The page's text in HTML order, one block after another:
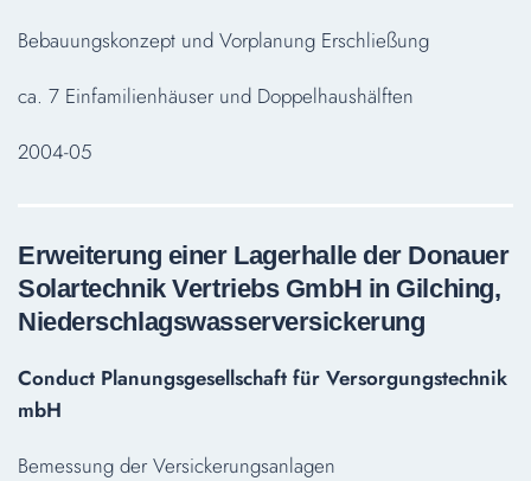
Bebauungskonzept und Vorplanung Erschließung
ca. 7 Einfamilienhäuser und Doppelhaushälften
2004-05
Erweiterung einer Lagerhalle der Donauer
Solartechnik Vertriebs GmbH in Gilching,
Niederschlagswasserversickerung
Conduct Planungsgesellschaft für Versorgungstechnik
mbH
Bemessung der Versickerungsanlagen